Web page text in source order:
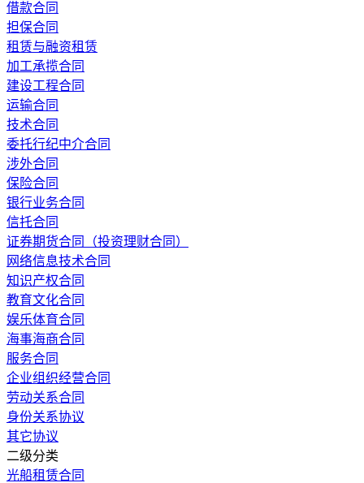
借款合同
担保合同
租赁与融资租赁
加工承揽合同
建设工程合同
运输合同
技术合同
委托行纪中介合同
涉外合同
保险合同
银行业务合同
信托合同
证券期货合同（投资理财合同）
网络信息技术合同
知识产权合同
教育文化合同
娱乐体育合同
海事海商合同
服务合同
企业组织经营合同
劳动关系合同
身份关系协议
其它协议
二级分类
光船租赁合同